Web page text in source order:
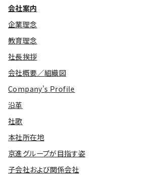
会社案内
企業理念
教育理念
社長挨拶
会社概要／組織図
Company’s Profile
沿革
社歌
本社所在地
京進グループが目指す姿
子会社および関係会社